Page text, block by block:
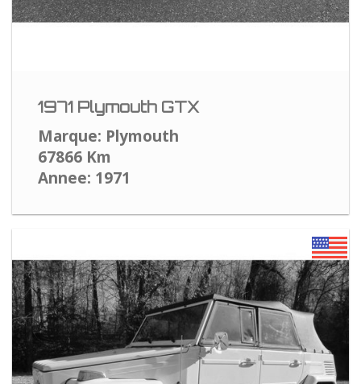
1971 Plymouth GTX
Marque: Plymouth
67866 Km
Annee: 1971